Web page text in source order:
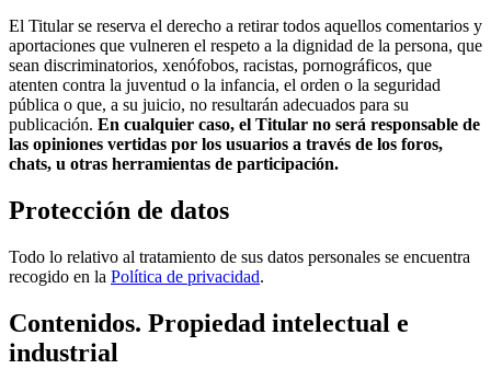
El Titular se reserva el derecho a retirar todos aquellos comentarios y
aportaciones que vulneren el respeto a la dignidad de la persona, que
sean discriminatorios, xenófobos, racistas, pornográficos, que
atenten contra la juventud o la infancia, el orden o la seguridad
pública o que, a su juicio, no resultarán adecuados para su
publicación. En cualquier caso, el Titular no será responsable de
las opiniones vertidas por los usuarios a través de los foros,
chats, u otras herramientas de participación.
Protección de datos
Todo lo relativo al tratamiento de sus datos personales se encuentra
recogido en la Política de privacidad.
Contenidos. Propiedad intelectual e
industrial